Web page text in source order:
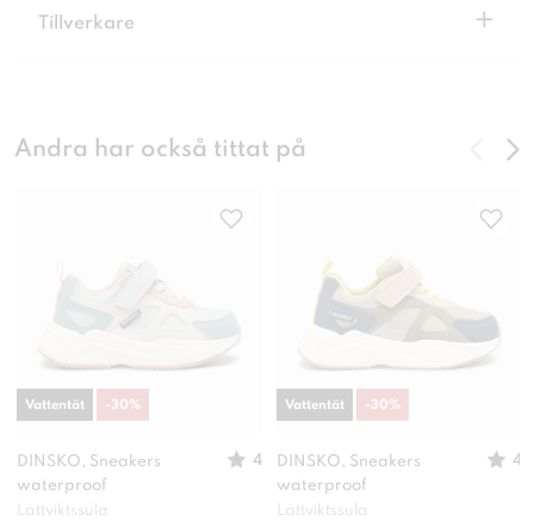
Tillverkare +
Andra har också tittat på
DINSKO, Sneakers
waterproof
4
Lättviktssula
Vattentät -30%
DINSKO, Sneakers
waterproof
4
Lättviktssula
Vattentät -30%